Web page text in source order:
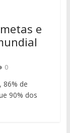
e
0
86% de
90% dos